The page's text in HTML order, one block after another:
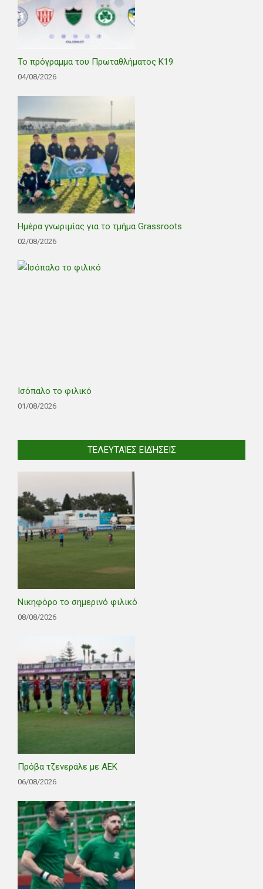
Το πρόγραμμα του Πρωταθλήματος Κ19
04/08/2026
Ημέρα γνωριμίας για το τμήμα Grassroots
02/08/2026
Ισόπαλο το φιλικό
01/08/2026
ΤΕΛΕΥΤΑΊΕΣ ΕΙΔΉΣΕΙΣ
Νικηφόρο το σημερινό φιλικό
08/08/2026
Πρόβα τζενεράλε με ΑΕΚ
06/08/2026